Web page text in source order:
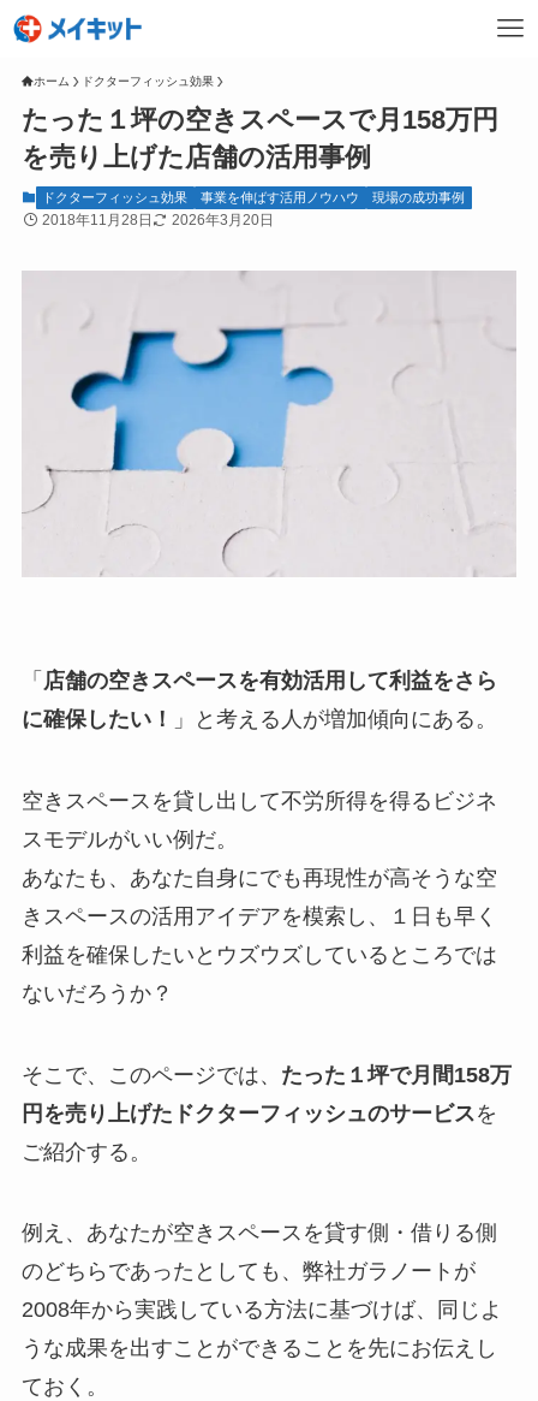
ホーム ドクターフィッシュ効果
たった１坪の空きスペースで月158万円
を売り上げた店舗の活用事例
ドクターフィッシュ効果 事業を伸ばす活用ノウハウ 現場の成功事例
2018年11月28日 2026年3月20日
「 店舗の空きスペースを有効活用して利益をさら
に確保したい！
」と考える人が増加傾向にある。
空きスペースを貸し出して不労所得を得るビジネ
スモデルがいい例だ。
あなたも、あなた自身にでも再現性が高そうな空
きスペースの活用アイデアを模索し、１日も早く
利益を確保したいとウズウズしているところでは
ないだろうか？
そこで、このページでは、 たった１坪で月間158万
円を売り上げたドクターフィッシュのサービス を
ご紹介する。
例え、あなたが空きスペースを貸す側・借りる側
のどちらであったとしても、弊社ガラノートが
2008年から実践している方法に基づけば、同じよ
うな成果を出すことができることを先にお伝えし
ておく。